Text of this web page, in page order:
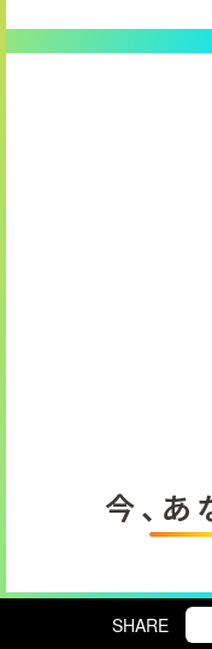
今、
SHARE